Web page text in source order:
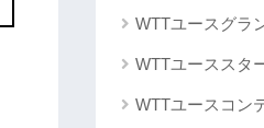
WTTユースグラ
WTTユーススタ
WTTユースコン